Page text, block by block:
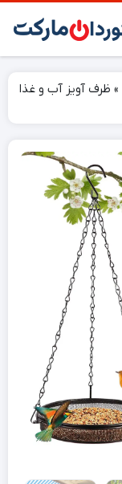
» ظرف آویز آب و غذا